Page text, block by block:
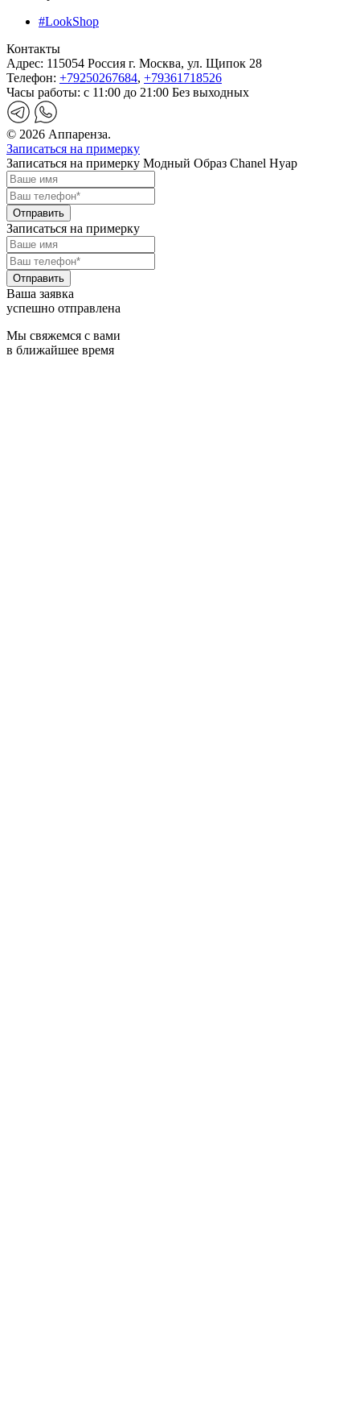
#LookShop
Контакты
Адрес: 115054 Россия г. Москва, ул. Щипок 28
Телефон: +79250267684, +79361718526
Часы работы: с 11:00 до 21:00 Без выходных
© 2026 Аппаренза.
Записаться на примерку
Записаться на примерку Модный Образ Chanel Нуар
Записаться на примерку
Ваша заявка
успешно отправлена
Мы свяжемся с вами
в ближайшее время